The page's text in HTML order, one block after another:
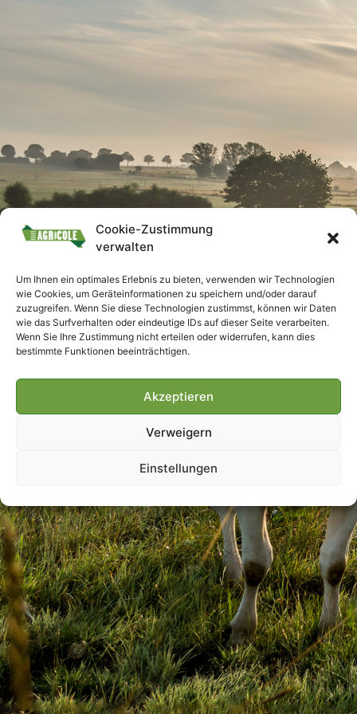
Cookie-Zustimmung
verwalten
Um Ihnen ein optimales Erlebnis zu bieten, verwenden wir Technologien
wie Cookies, um Geräteinformationen zu speichern und/oder darauf
zuzugreifen. Wenn Sie diese Technologien zustimmst, können wir Daten
wie das Surfverhalten oder eindeutige IDs auf dieser Seite verarbeiten.
Wenn Sie Ihre Zustimmung nicht erteilen oder widerrufen, kann dies
bestimmte Funktionen beeinträchtigen.
Akzeptieren
Verweigern
Einstellungen
Villmools Merci! Bis nächst
Joer!